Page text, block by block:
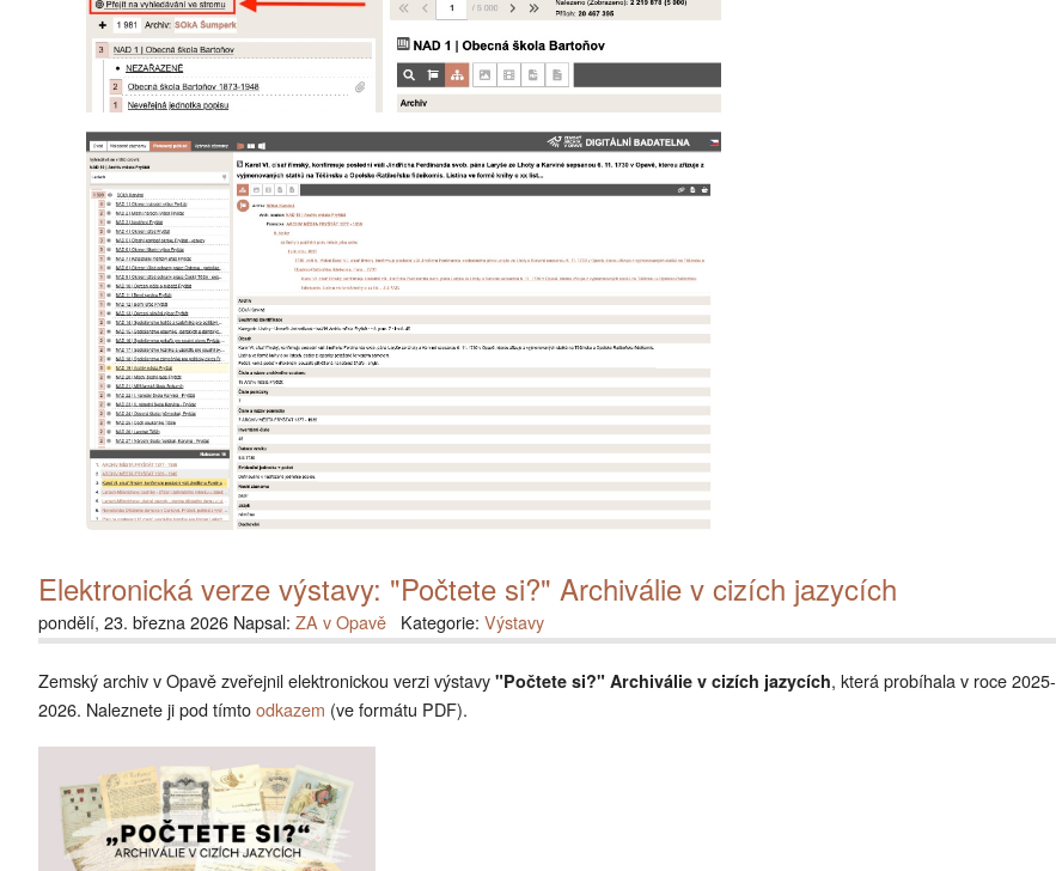
Projekt stará KARVINNÁ
Publikace o Karvinsku
Elektronická verze výstavy: "Počtete si?" Archiválie v cizích jazycích
pondělí, 23. března 2026 Napsal: ZA v Opavě Kategorie: Výstavy
Zemský archiv v Opavě zveřejnil elektronickou verzi výstavy "Počtete si?" Archiválie v cizích jazycích, která probíhala v roce 2025-
2026. Naleznete ji pod tímtoodkazem (ve formátu PDF).